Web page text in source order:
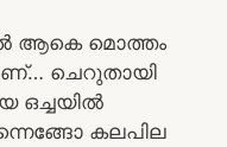
ആകെ മൊത്തം
ചെറുതായി
ഒച്ചയിൽ
കലപില